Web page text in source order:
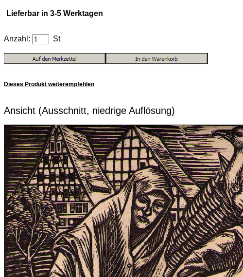
Lieferbar in 3-5 Werktagen
Anzahl: St
Dieses Produkt weiterempfehlen
Ansicht (Ausschnitt, niedrige Auflösung)